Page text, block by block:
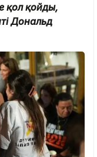
қол қойды,
Дональд